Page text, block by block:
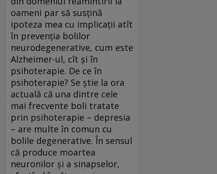
oameni par să susţină
ipoteza mea cu implicaţii atît
în prevenţia bolilor
neurodegenerative, cum este
Alzheimer-ul, cît şi în
psihoterapie. De ce în
psihoterapie? Se ştie la ora
actuală că una dintre cele
mai frecvente boli tratate
prin psihoterapie – depresia
– are multe în comun cu
bolile degenerative. În sensul
că produce moartea
neuronilor şi a sinapselor,